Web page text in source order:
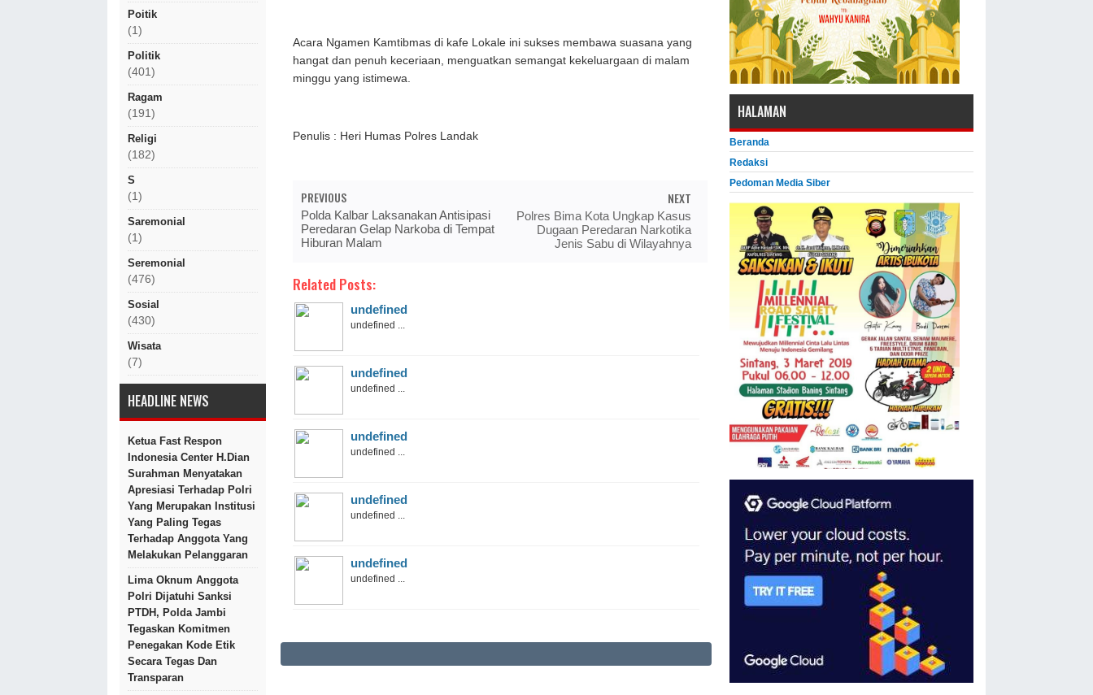
Poitik
(1)
Politik
(401)
Ragam
(191)
Religi
(182)
S
(1)
Saremonial
(1)
Seremonial
(476)
Sosial
(430)
Wisata
(7)
HEADLINE NEWS
Ketua Fast Respon
Indonesia Center H.Dian
Surahman Menyatakan
Apresiasi Terhadap Polri
Yang Merupakan Institusi
Yang Paling Tegas
Terhadap Anggota Yang
Melakukan Pelanggaran
Lima Oknum Anggota
Polri Dijatuhi Sanksi
PTDH, Polda Jambi
Tegaskan Komitmen
Penegakan Kode Etik
Secara Tegas Dan
Transparan
Acara Ngamen Kamtibmas di kafe Lokale ini sukses membawa suasana yang
hangat dan penuh keceriaan, menguatkan semangat kekeluargaan di malam
minggu yang istimewa.
Penulis : Heri Humas Polres Landak
PREVIOUS
Polda Kalbar Laksanakan Antisipasi
Peredaran Gelap Narkoba di Tempat
Hiburan Malam
NEXT
Polres Bima Kota Ungkap Kasus
Dugaan Peredaran Narkotika
Jenis Sabu di Wilayahnya
Related Posts:
undefined
undefined ...
undefined
undefined ...
undefined
undefined ...
undefined
undefined ...
undefined
undefined ...
HALAMAN
Beranda
Redaksi
Pedoman Media Siber